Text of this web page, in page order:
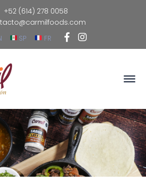
+52 (614) 278 0058
SP FR
Facebook
Profile
Instagram
Profile